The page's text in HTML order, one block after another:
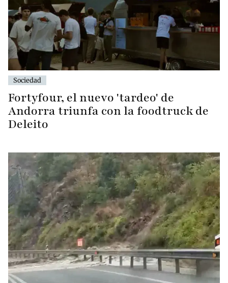
Sociedad
Fortyfour, el nuevo 'tardeo' de
Andorra triunfa con la foodtruck de
Deleito